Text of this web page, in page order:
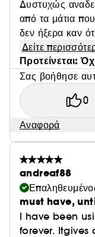
Δυστυχώς
από τα μάτια
δεν ήξερα καν
Δείτε
Προτείνεται:
Σας βοήθησε
0
Αναφορά
andreaf88
must have,
I have been
forever.